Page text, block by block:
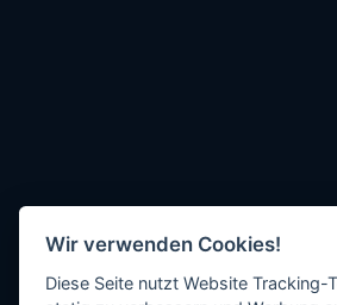
Wir verwenden Cookies!
Diese Seite nutzt Website